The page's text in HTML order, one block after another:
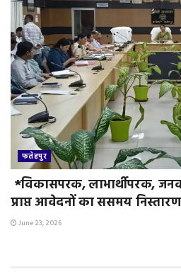
फतेहपुर
*विकासपरक, लाभार्थीपरक,
प्राप्त आवेदनों का ससमय
June 23, 2026